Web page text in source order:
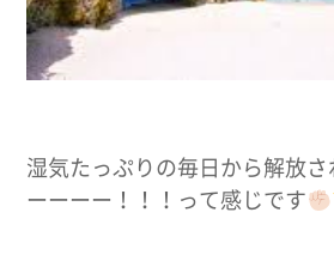
湿気たっぷりの毎日から解放
ーーーー！！！って感じです